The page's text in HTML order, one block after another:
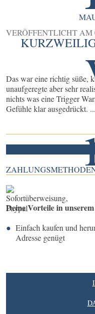
VERÖFFENTLICHT AM
Das war eine richtig süße,
unaufgeregte aber sehr
nichts was eine Trigger
Gefühle klar ausgedrückt. ...
Deine Vorteile in
Einfach kaufen und
Adresse genügt